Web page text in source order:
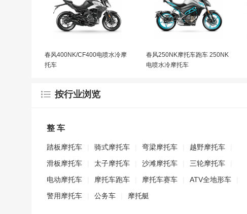
春风400NK/CF400电喷水冷摩
托车
春风250NK摩托车跑车 250NK
电喷水冷摩托车
按行业浏览
整 车
踏板摩托车 骑式摩托车 弯梁摩托车 越野摩托车
滑板摩托车
太子摩托车 沙滩摩托车 三轮摩托车
电动摩托车
摩托车跑车 摩托车赛车 ATV全地形车
警用摩托车
公务车 摩托艇